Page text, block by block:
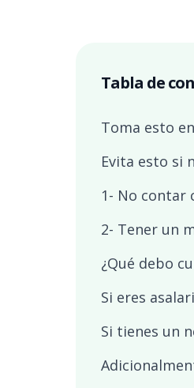
Tabla de
Toma esto
Evita esto si
1- No contar
2- Tener un
¿Qué debo
Si eres
Si tienes un